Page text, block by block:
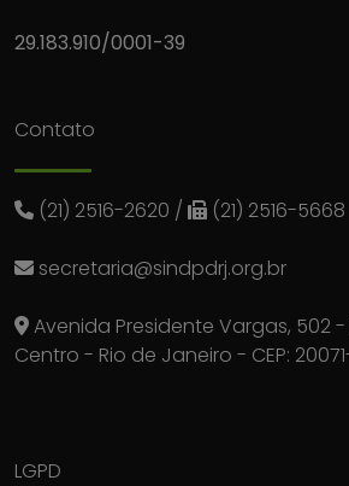
29.183.910/0001-39
Contato
(21) 2516-2620 / (21) 2516-5668
secretaria@sindpdrj.org.br
Avenida Presidente Vargas, 502 -
Centro - Rio de Janeiro - CEP:
LGPD